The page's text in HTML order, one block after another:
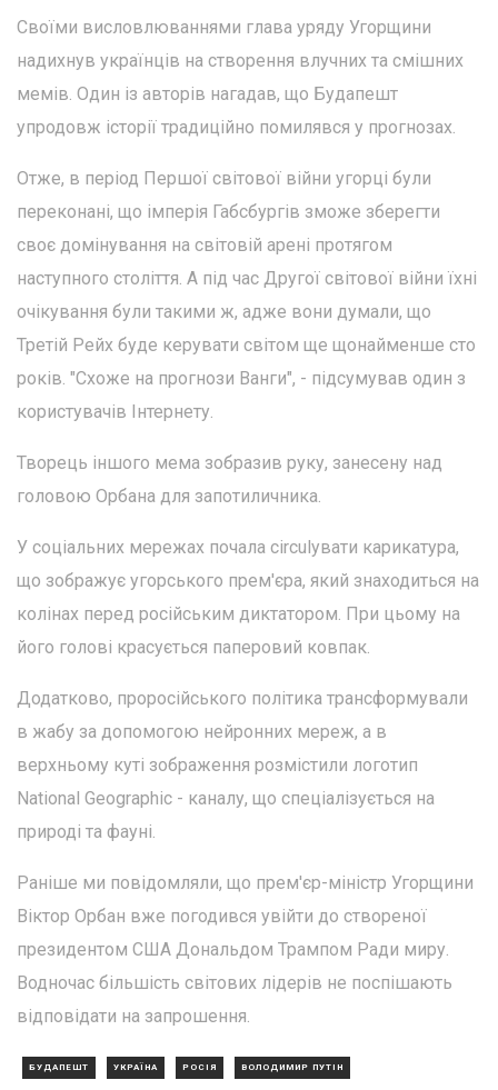
Своїми висловлюваннями глава уряду Угорщини
надихнув українців на створення влучних та смішних
мемів. Один із авторів нагадав, що Будапешт
упродовж історії традиційно помилявся у прогнозах.
Отже, в період Першої світової війни угорці були
переконані, що імперія Габсбургів зможе зберегти
своє домінування на світовій арені протягом
наступного століття. А під час Другої світової війни їхні
очікування були такими ж, адже вони думали, що
Третій Рейх буде керувати світом ще щонайменше сто
років. "Схоже на прогнози Ванги", - підсумував один з
користувачів Інтернету.
Творець іншого мема зобразив руку, занесену над
головою Орбана для запотиличника.
У соціальних мережах почала circulувати карикатура,
що зображує угорського прем'єра, який знаходиться на
колінах перед російським диктатором. При цьому на
його голові красується паперовий ковпак.
Додатково, проросійського політика трансформували
в жабу за допомогою нейронних мереж, а в
верхньому куті зображення розмістили логотип
National Geographic - каналу, що спеціалізується на
природі та фауні.
Раніше ми повідомляли, що прем'єр-міністр Угорщини
Віктор Орбан вже погодився увійти до створеної
президентом США Дональдом Трампом Ради миру.
Водночас більшість світових лідерів не поспішають
відповідати на запрошення.
БУДАПЕШТ УКРАЇНА РОСІЯ ВОЛОДИМИР ПУТІН